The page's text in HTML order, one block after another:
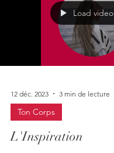
l’atlas et l’axis OAA est
comprend 3 pièces
pouvez voir en bleu de
profil en image 2.
l’ensemble du crâne, la
Load video
12 déc. 2023 3 min de lecture